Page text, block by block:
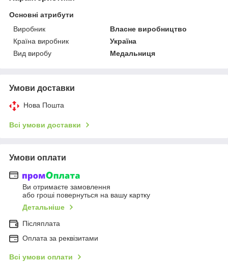
Основні атрибути
Виробник
Власне виробництво
Країна виробник
Україна
Вид виробу
Медальниця
Умови доставки
Нова Пошта
Всі умови доставки
Умови оплати
Ви отримаєте замовлення
або гроші повернуться на вашу картку
Детальніше
Післяплата
Оплата за реквізитами
Всі умови оплати